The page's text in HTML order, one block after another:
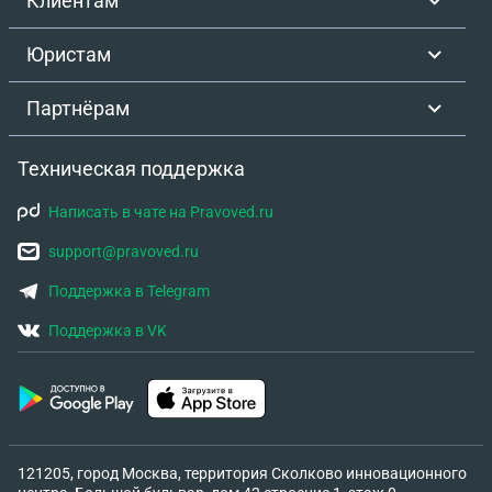
Юристам
Партнёрам
Техническая поддержка
Написать в чате на Pravoved.ru
support@pravoved.ru
Поддержка в Telegram
Поддержка в VK
121205, город Москва, территория Сколково инновационного